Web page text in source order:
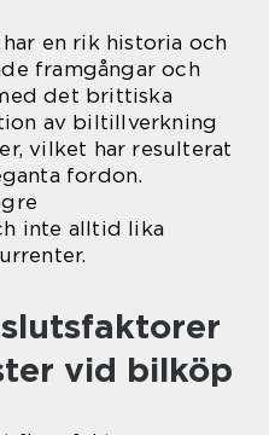
en rik historia och
framgångar och
det brittiska
av biltillverkning
vilket har resulterat
fordon.
inte alltid lika
vid bilköp